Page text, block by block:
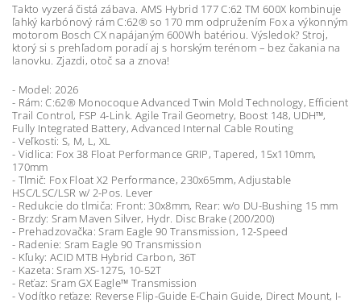
Takto vyzerá čistá zábava. AMS Hybrid 177 C:62 TM 600X kombinuje
ľahký karbónový rám C:62® so 170 mm odpružením Fox a výkonným
motorom Bosch CX napájaným 600Wh batériou. Výsledok? Stroj,
ktorý si s prehľadom poradí aj s horským terénom – bez čakania na
lanovku. Zjazdi, otoč sa a znova!
- Model: 2026
- Rám: C:62® Monocoque Advanced Twin Mold Technology, Efficient
Trail Control, FSP 4-Link. Agile Trail Geometry, Boost 148, UDH™,
Fully Integrated Battery, Advanced Internal Cable Routing
- Veľkosti: S, M, L, XL
- Vidlica: Fox 38 Float Performance GRIP, Tapered, 15x110mm,
170mm
- Tlmič: Fox Float X2 Performance, 230x65mm, Adjustable
HSC/LSC/LSR w/ 2-Pos. Lever
- Redukcie do tlmiča: Front: 30x8mm, Rear: w/o DU-Bushing 15 mm
- Brzdy: Sram Maven Silver, Hydr. Disc Brake (200/200)
- Prehadzovačka: Sram Eagle 90 Transmission, 12-Speed
- Radenie: Sram Eagle 90 Transmission
- Kľuky: ACID MTB Hybrid Carbon, 36T
- Kazeta: Sram XS-1275, 10-52T
- Reťaz: Sram GX Eagle™ Transmission
- Vodítko reťaze: Reverse Flip-Guide E-Chain Guide, Direct Mount, I-